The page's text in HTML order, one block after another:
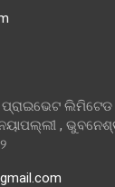
ଲିମିଟେଡ
,